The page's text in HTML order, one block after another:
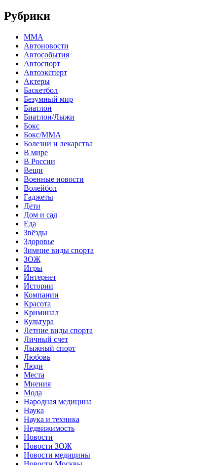
Рубрики
MMA
Автоновости
Автособытия
Автоспорт
Автоэксперт
Актеры
Баскетбол
Безумный мир
Биатлон
Биатлон/Лыжи
Бокс
Бокс/MMA
Болезни и лекарства
В мире
В России
Вещи
Военные новости
Волейбол
Гаджеты
Дети
Дом и сад
Еда
Звёзды
Здоровье
Зимние виды спорта
ЗОЖ
Игры
Интернет
Истории
Компании
Красота
Криминал
Культура
Летние виды спорта
Личный счет
Лыжный спорт
Любовь
Люди
Места
Мнения
Мода
Народная медицина
Наука
Наука и техника
Недвижимость
Новости
Новости ЗОЖ
Новости медицины